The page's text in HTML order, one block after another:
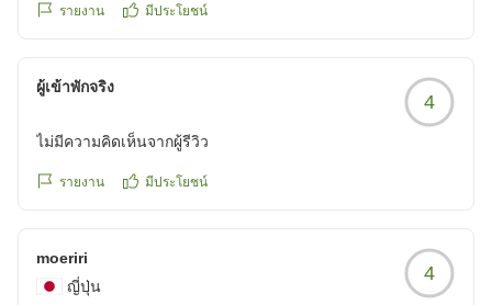
รายงาน มีประโยชน์
ผู้เข้าพักจริง
4
ไม่มีความคิดเห็นจากผู้รีวิว
รายงาน มีประโยชน์
moeriri
ญี่ปุ่น
4